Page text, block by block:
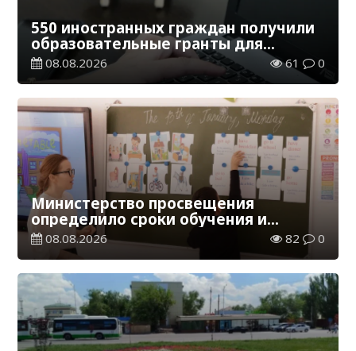
550 иностранных граждан получили
образовательные гранты для
обучения в Казахстане
08.08.2026 61 0
Министерство просвещения
определило сроки обучения и
каникул на 2026-2027 учебный год
08.08.2026 82 0